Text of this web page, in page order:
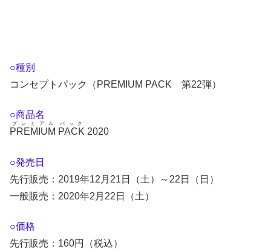
○種別
コンセプトパック（PREMIUM PACK 第22弾）
○商品名
PREMIUM
プレミアム
PACK
パック
2020
○発売日
先行販売：2019年12月21日（土）～22日（日）
一般販売：2020年2月22日（土）
○価格
先行販売：160円（税込）